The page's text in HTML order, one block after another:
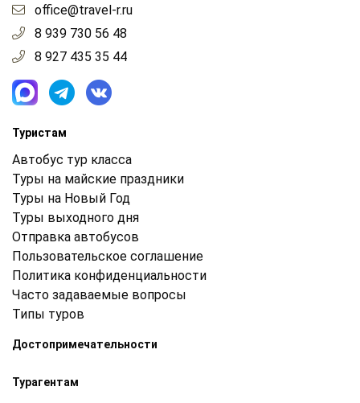
office@travel-r.ru
8 939 730 56 48
8 927 435 35 44
Туристам
Автобус тур класса
Туры на майские праздники
Туры на Новый Год
Туры выходного дня
Отправка автобусов
Пользовательское соглашение
Политика конфиденциальности
Часто задаваемые вопросы
Типы туров
Достопримечательности
Турагентам